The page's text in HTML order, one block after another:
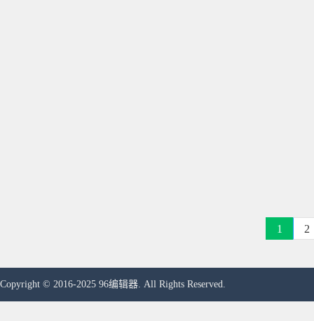
1 2
Copyright © 2016-2025 96编辑器. All Rights Reserved.